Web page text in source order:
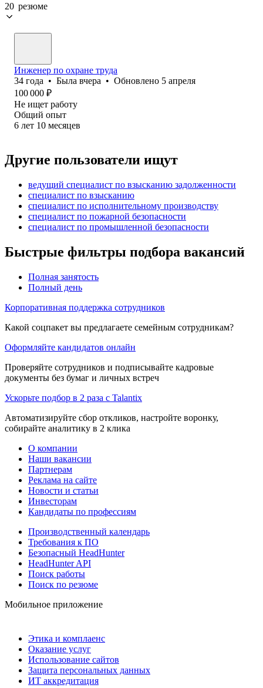
20 резюме
Инженер по охране труда
34 года • Была вчера • Обновлено 5 апреля
100 000 ₽
Не ищет работу
Общий опыт
6 лет 10 месяцев
Другие пользователи ищут
ведущий специалист по взысканию задолженности
специалист по взысканию
специалист по исполнительному производству
специалист по пожарной безопасности
специалист по промышленной безопасности
Быстрые фильтры подбора вакансий
Полная занятость
Полный день
Корпоративная поддержка сотрудников
Какой соцпакет вы предлагаете семейным сотрудникам?
Оформляйте кандидатов онлайн
Проверяйте сотрудников и подписывайте кадровые
документы без бумаг и личных встреч
Ускорьте подбор в 2 раза с Talantix
Автоматизируйте сбор откликов, настройте воронку,
собирайте аналитику в 2 клика
О компании
Наши вакансии
Партнерам
Реклама на сайте
Новости и статьи
Инвесторам
Кандидаты по профессиям
Производственный календарь
Требования к ПО
Безопасный HeadHunter
HeadHunter API
Поиск работы
Поиск по резюме
Мобильное приложение
Этика и комплаенс
Оказание услуг
Использование сайтов
Защита персональных данных
ИТ аккредитация